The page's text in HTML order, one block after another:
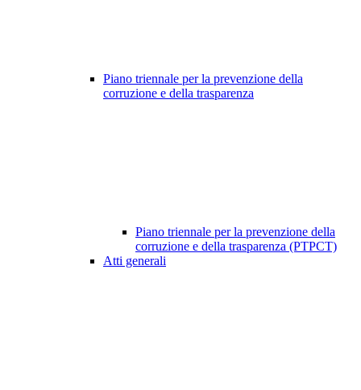
Piano triennale per la prevenzione della
corruzione e della trasparenza
Piano triennale per la prevenzione della
corruzione e della trasparenza (PTPCT)
Atti generali